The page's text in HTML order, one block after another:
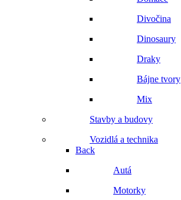
Divočina
Dinosaury
Draky
Bájne tvory
Mix
Stavby a budovy
Vozidlá a technika
Back
Autá
Motorky